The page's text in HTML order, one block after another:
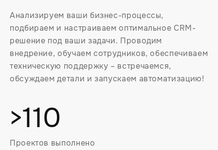
Анализируем ваши бизнес-процессы,
подбираем и настраиваем оптимальное CRM-
решение под ваши задачи. Проводим
внедрение, обучаем сотрудников, обеспечиваем
техническую поддержку – встречаемся,
обсуждаем детали и запускаем автоматизацию!
>110
Проектов выполнено